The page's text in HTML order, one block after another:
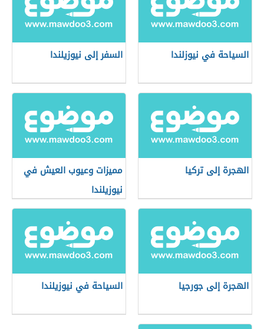
السياحة في نيوزلندا السفر إلى نيوزيلندا
الهجرة إلى تركيا
مميزات وعيوب العيش في
نيوزيلندا
الهجرة إلى جورجيا السياحة في نيوزيلندا